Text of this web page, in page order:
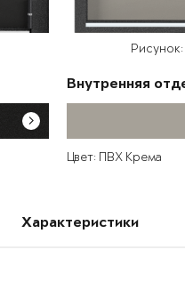
Внутренняя
Цвет: ПВХ Крема
Характеристики